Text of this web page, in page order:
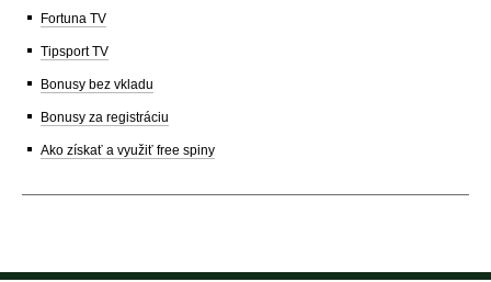
Fortuna TV
Tipsport TV
Bonusy bez vkladu
Bonusy za registráciu
Ako získať a využiť free spiny